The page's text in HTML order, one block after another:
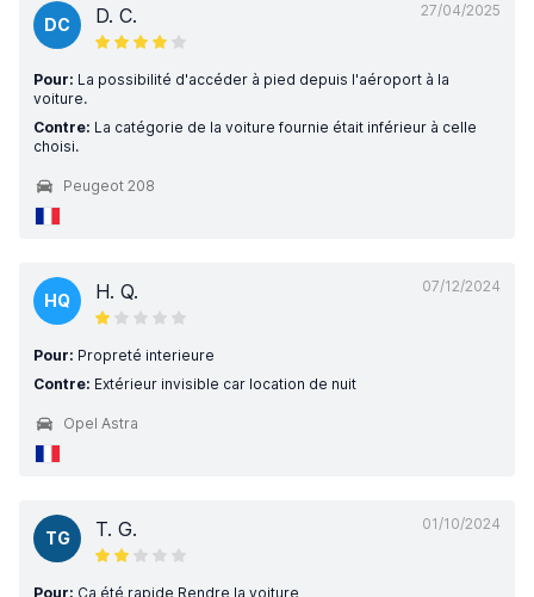
27/04/2025
DC D. C.
Pour: La possibilité d'accéder à pied depuis l'aéroport à la
voiture.
Contre: La catégorie de la voiture fournie était inférieur à celle
choisi.
Peugeot 208
07/12/2024
HQ H. Q.
Pour: Propreté interieure
Contre: Extérieur invisible car location de nuit
Opel Astra
01/10/2024
TG T. G.
Pour: Ça été rapide Rendre la voiture